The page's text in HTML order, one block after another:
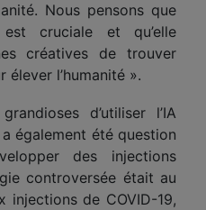
Nous pensons que
cruciale et qu’elle
créatives de trouver
élever l’humanité ».
d’utiliser l’IA
également été question
des injections
controversée était au
injections de COVID-19,